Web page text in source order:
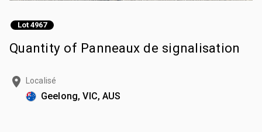
Lot 4967
Quantity of Panneaux de signalisation
Localisé
Geelong, VIC, AUS